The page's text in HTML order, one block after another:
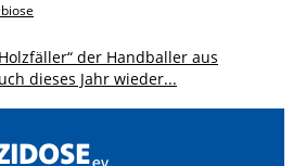
der Handballer aus
dieses Jahr wieder...